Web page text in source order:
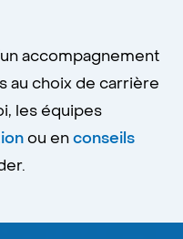
accompagnement
au choix de carrière
les équipes
ou enconseils